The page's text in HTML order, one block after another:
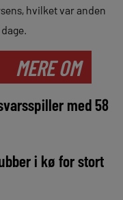
hvilket var anden
MERE OM
med 58
i kø for stort